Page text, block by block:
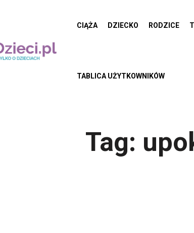
CIĄŻA DZIECKO RODZICE
TABLICA UŻYTKOWNIKÓW
Tag: